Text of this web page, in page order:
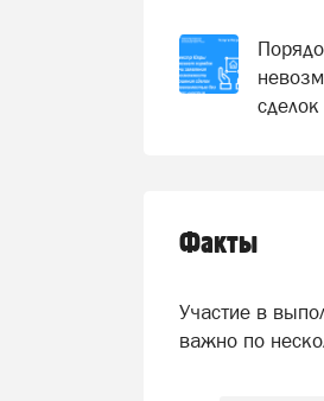
Факты
Участие в
важно по